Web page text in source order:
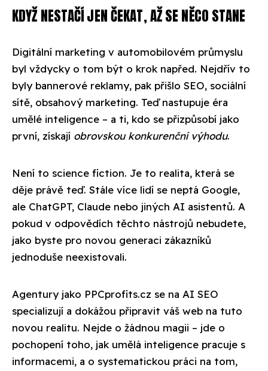
KDYŽ NESTAČÍ JEN ČEKAT, AŽ SE NĚCO STANE
Digitální marketing v automobilovém průmyslu
byl vždycky o tom být o krok napřed. Nejdřív to
byly bannerové reklamy, pak přišlo SEO, sociální
sítě, obsahový marketing. Teď nastupuje éra
umělé inteligence – a ti, kdo se přizpůsobí jako
první, získají obrovskou konkurenční výhodu.
Není to science fiction. Je to realita, která se
děje právě teď. Stále více lidí se neptá Google,
ale ChatGPT, Claude nebo jiných AI asistentů. A
pokud v odpovědích těchto nástrojů nebudete,
jako byste pro novou generaci zákazníků
jednoduše neexistovali.
Agentury jako PPCprofits.cz se na AI SEO
specializují a dokážou připravit váš web na tuto
novou realitu. Nejde o žádnou magii – jde o
pochopení toho, jak umělá inteligence pracuje s
informacemi, a o systematickou práci na tom,